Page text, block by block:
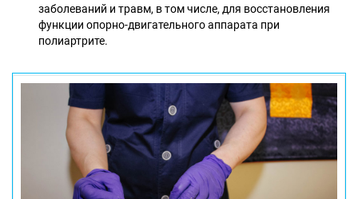
заболеваний и травм, в том числе, для восстановления
функции опорно-двигательного аппарата при
полиартрите.